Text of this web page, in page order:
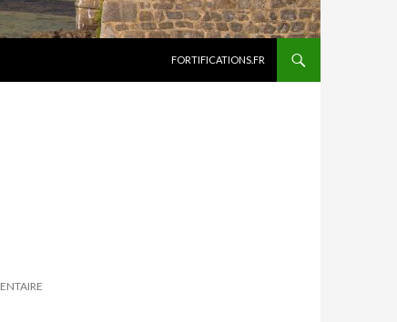
FORTIFICATIONS.FR